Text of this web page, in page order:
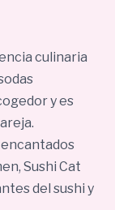
culinaria
y es
encantados
Sushi Cat
del sushi y